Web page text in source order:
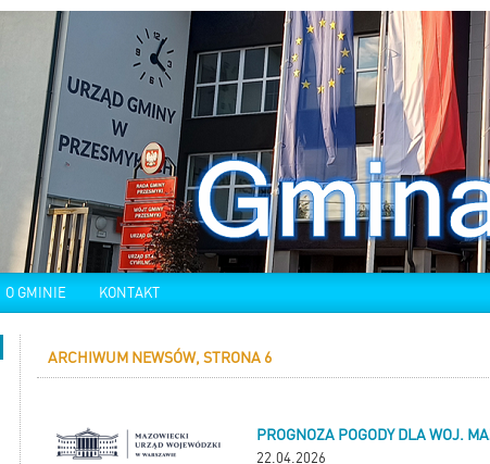
O GMINIE KONTAKT
ARCHIWUM NEWSÓW, STRONA 6
PROGNOZA POGODY DLA WOJ.
22.04.2026